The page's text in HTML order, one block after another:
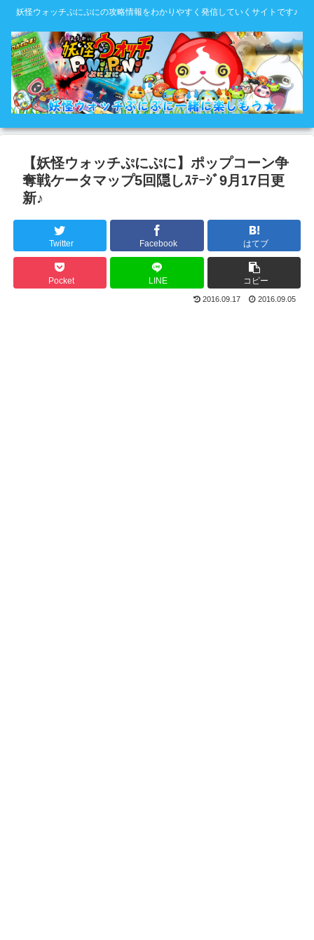
妖怪ウォッチぷにぷにの攻略情報をわかりやすく発信していくサイトです♪
【妖怪ウォッチぷにぷに】ポップコーン争
奪戦ケータマップ5回隠しｽﾃｰｼﾞ9月17日更
新♪
Twitter Facebook はてブ
Pocket LINE コピー
2016.09.17 2016.09.05